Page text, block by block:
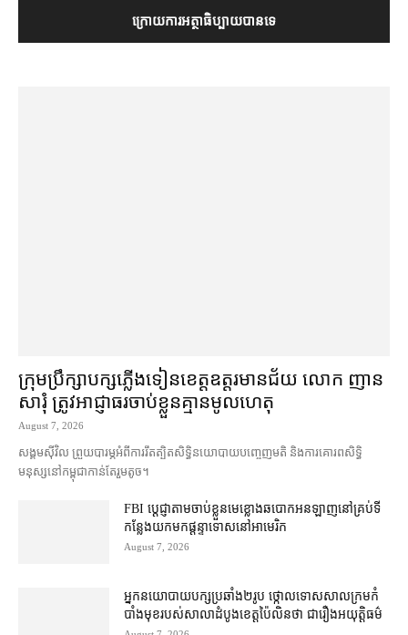
ក្រុមប្រឹក្សា​បក្ស​ភ្លើងទៀន​ខេត្ត​ឧត្ដរមានជ័យ លោក ញាន
សារុំ ត្រូវ​អាជ្ញាធរ​ចាប់ខ្លួន​គ្មាន​មូលហេតុ
August 7, 2026
សង្គម​ស៊ីវិល ព្រួយបារម្ភ​អំពី​ការ​រឹតត្បិត​សិទ្ធិ​នយោបាយ​បញ្ចេញមតិ និង​ការគោរព​សិទ្ធិ
មនុស្ស​នៅ​កម្ពុជា​កាន់តែ​រួម​តូច។
FBI ប្ដេជ្ញា​តាម​ចាប់ខ្លួន​មេខ្លោង​ឆបោក​អនឡាញ​នៅ​គ្រប់​ទី
កន្លែង​យក​មក​ផ្ដន្ទាទោស​នៅ​អាមេរិក
August 7, 2026
អ្នកនយោបាយ​បក្ស​ប្រឆាំង​២​រូប ថ្កោលទោស​សាលក្រម​កំ
បាំងមុខ​របស់​សាលាដំបូង​ខេត្ត​ប៉ៃលិន​ថា ជា​រឿង​អយុត្តិធម៌